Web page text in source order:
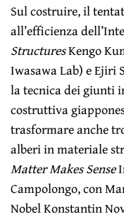
Sul costruire, il
all’efficienza
StructuresKengo
Iwasawa Lab) e Ejiri
la tecnica dei giunti
costruttiva
trasformare anche
alberi in materiale
Matter Makes Sense
Campolongo, con
Nobel Konstantin